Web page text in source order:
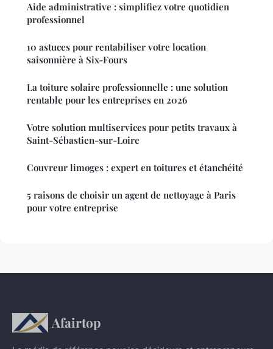
Aide administrative : simplifiez votre quotidien
professionnel
10 astuces pour rentabiliser votre location
saisonnière à Six-Fours
La toiture solaire professionnelle : une solution
rentable pour les entreprises en 2026
Votre solution multiservices pour petits travaux à
Saint-Sébastien-sur-Loire
Couvreur limoges : expert en toitures et étanchéité
5 raisons de choisir un agent de nettoyage à Paris
pour votre entreprise
Afairtop